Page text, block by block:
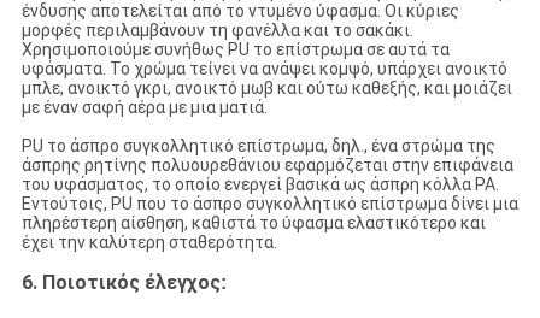
ένδυσης αποτελείται από το ντυμένο ύφασμα. Οι κύριες
μορφές περιλαμβάνουν τη φανέλλα και το σακάκι.
Χρησιμοποιούμε συνήθως PU το επίστρωμα σε αυτά τα
υφάσματα. Το χρώμα τείνει να ανάψει κομψό, υπάρχει ανοικτό
μπλε, ανοικτό γκρι, ανοικτό μωβ και ούτω καθεξής, και μοιάζει
με έναν σαφή αέρα με μια ματιά.
PU το άσπρο συγκολλητικό επίστρωμα, δηλ., ένα στρώμα της
άσπρης ρητίνης πολυουρεθάνιου εφαρμόζεται στην επιφάνεια
του υφάσματος, το οποίο ενεργεί βασικά ως άσπρη κόλλα PA.
Εντούτοις, PU που το άσπρο συγκολλητικό επίστρωμα δίνει μια
πληρέστερη αίσθηση, καθιστά το ύφασμα ελαστικότερο και
έχει την καλύτερη σταθερότητα.
6. Ποιοτικός έλεγχος: